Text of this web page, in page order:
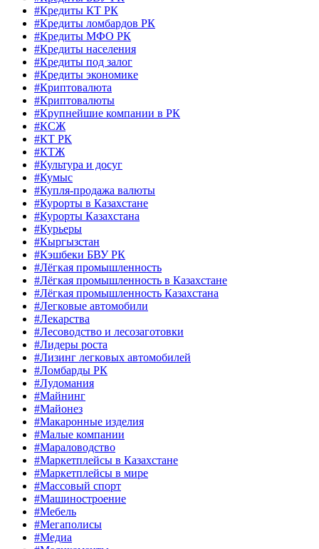
#Кредиты КТ РК
#Кредиты ломбардов РК
#Кредиты МФО РК
#Кредиты населения
#Кредиты под залог
#Кредиты экономике
#Криптовалюта
#Криптовалюты
#Крупнейшие компании в РК
#КСЖ
#КТ РК
#КТЖ
#Культура и досуг
#Кумыс
#Купля-продажа валюты
#Курорты в Казахстане
#Курорты Казахстана
#Курьеры
#Кыргызстан
#Кэшбеки БВУ РК
#Лёгкая промышленность
#Лёгкая промышленность в Казахстане
#Лёгкая промышленность Казахстана
#Легковые автомобили
#Лекарства
#Лесоводство и лесозаготовки
#Лидеры роста
#Лизинг легковых автомобилей
#Ломбарды РК
#Лудомания
#Майнинг
#Майонез
#Макаронные изделия
#Малые компании
#Мараловодство
#Маркетплейсы в Казахстане
#Маркетплейсы в мире
#Массовый спорт
#Машиностроение
#Мебель
#Мегаполисы
#Медиа